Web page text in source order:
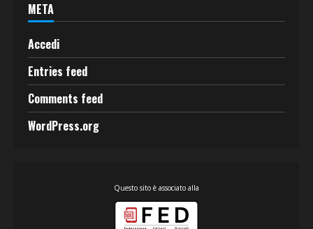
META
Accedi
Entries feed
Comments feed
WordPress.org
Questo sito è associato alla